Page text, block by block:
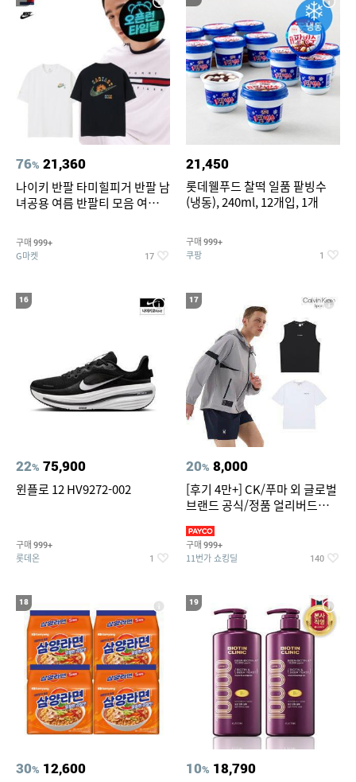
76% 21,360
나이키 반팔 타미힐피거 반팔 남
녀공용 여름 반팔티 모음 여름
구매 999+
G마켓 17
21,450
롯데웰푸드 찰떡 일품 팥빙수
(냉동), 240ml, 12개입, 1개
구매 999+
쿠팡 1
16
22% 75,900
윈플로 12 HV9272-002
구매 999+
롯데온 1
17
20% 8,000
[후기 4만+] CK/푸마 외 글로벌
브랜드 공식/정품 얼리버드
구매 999+
11번가 쇼킹딜 140
18
30% 12,600
19
10% 18,790